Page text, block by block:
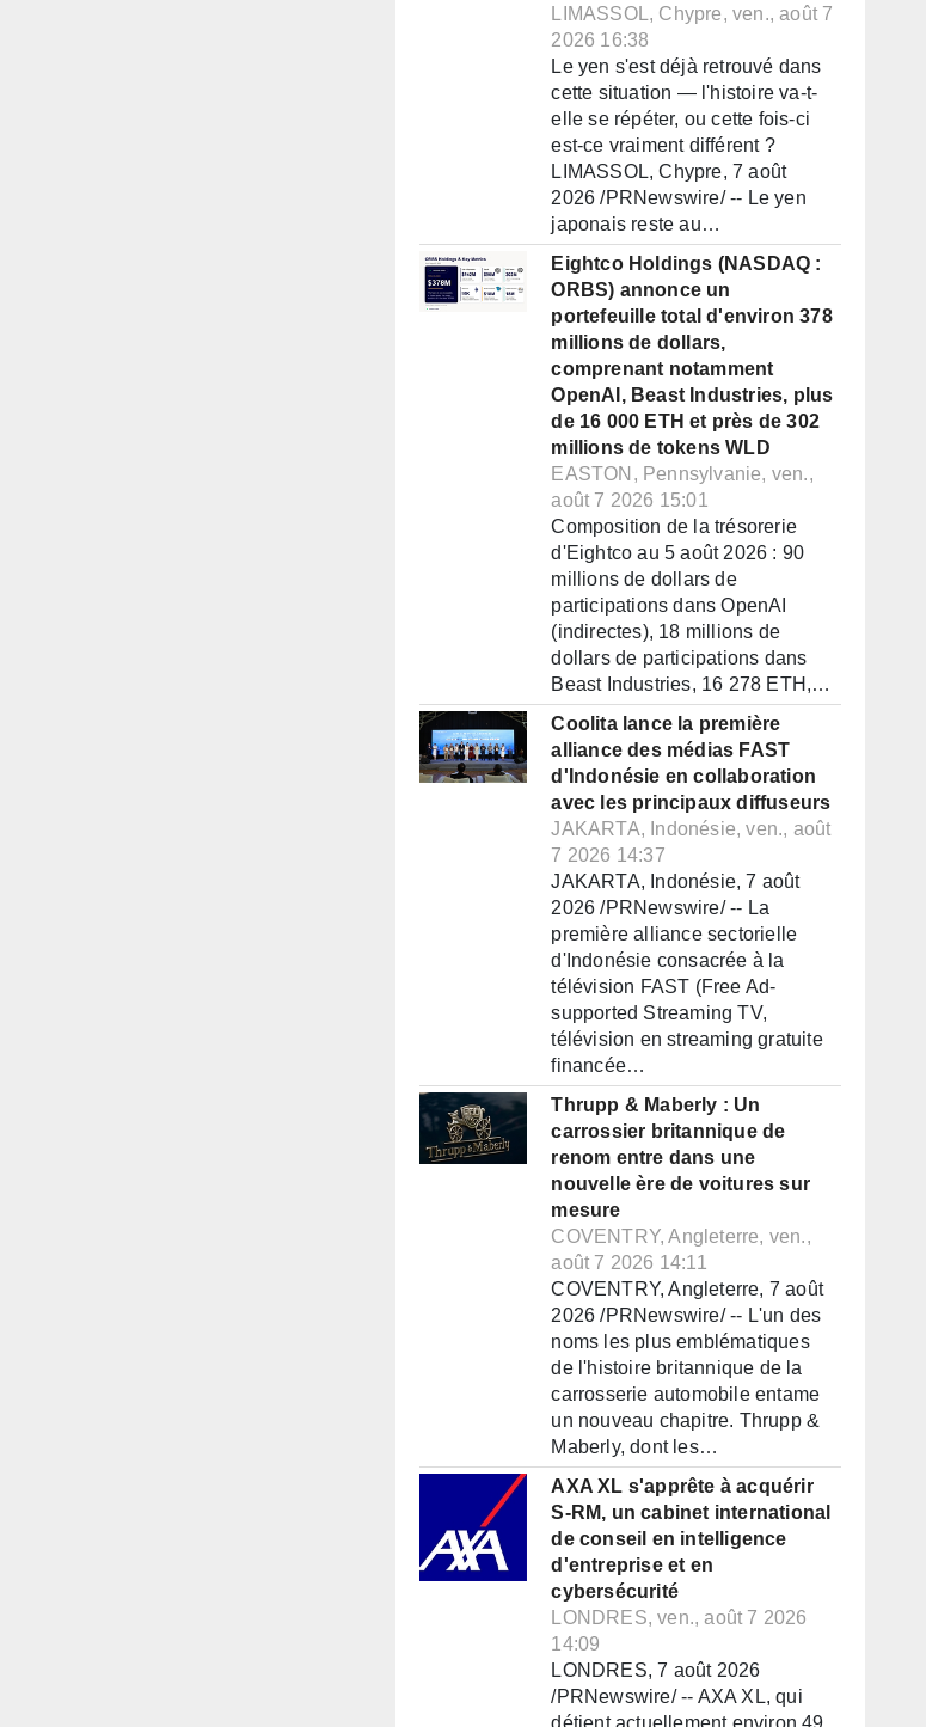
LIMASSOL, Chypre, ven., août 7
2026 16:38
Le yen s'est déjà retrouvé dans
cette situation — l'histoire va-t-
elle se répéter, ou cette fois-ci
est-ce vraiment différent ?
LIMASSOL, Chypre, 7 août
2026 /PRNewswire/ -- Le yen
japonais reste au…
Eightco Holdings (NASDAQ :
ORBS) annonce un
portefeuille total d'environ 378
millions de dollars,
comprenant notamment
OpenAI, Beast Industries, plus
de 16 000 ETH et près de 302
millions de tokens WLD
EASTON, Pennsylvanie, ven.,
août 7 2026 15:01
Composition de la trésorerie
d'Eightco au 5 août 2026 : 90
millions de dollars de
participations dans OpenAI
(indirectes), 18 millions de
dollars de participations dans
Beast Industries, 16 278 ETH,…
Coolita lance la première
alliance des médias FAST
d'Indonésie en collaboration
avec les principaux diffuseurs
JAKARTA, Indonésie, ven., août
7 2026 14:37
JAKARTA, Indonésie, 7 août
2026 /PRNewswire/ -- La
première alliance sectorielle
d'Indonésie consacrée à la
télévision FAST (Free Ad-
supported Streaming TV,
télévision en streaming gratuite
financée…
Thrupp & Maberly : Un
carrossier britannique de
renom entre dans une
nouvelle ère de voitures sur
mesure
COVENTRY, Angleterre, ven.,
août 7 2026 14:11
COVENTRY, Angleterre, 7 août
2026 /PRNewswire/ -- L'un des
noms les plus emblématiques
de l'histoire britannique de la
carrosserie automobile entame
un nouveau chapitre. Thrupp &
Maberly, dont les…
AXA XL s'apprête à acquérir
S-RM, un cabinet international
de conseil en intelligence
d'entreprise et en
cybersécurité
LONDRES, ven., août 7 2026
14:09
LONDRES, 7 août 2026
/PRNewswire/ -- AXA XL, qui
détient actuellement environ 49